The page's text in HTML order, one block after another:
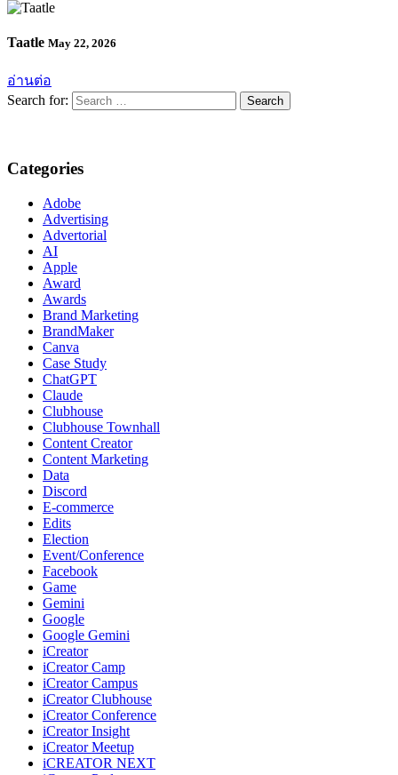
Taatle May 22, 2026
อ่านต่อ
Search for:
Categories
Adobe
Advertising
Advertorial
AI
Apple
Award
Awards
Brand Marketing
BrandMaker
Canva
Case Study
ChatGPT
Claude
Clubhouse
Clubhouse Townhall
Content Creator
Content Marketing
Data
Discord
E-commerce
Edits
Election
Event/Conference
Facebook
Game
Gemini
Google
Google Gemini
iCreator
iCreator Camp
iCreator Campus
iCreator Clubhouse
iCreator Conference
iCreator Insight
iCreator Meetup
iCREATOR NEXT